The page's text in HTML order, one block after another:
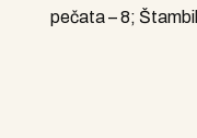
pečata – 8;